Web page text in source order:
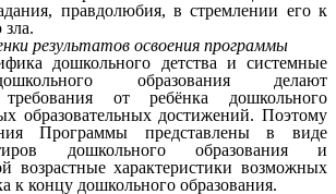
правдолюбия, в стремлении его к
результатов освоения программы
детства и системные
образования делают
от ребёнка дошкольного
образовательных достижений. Поэтому
Программы представлены в виде
дошкольного образования и
возрастные характеристики возможных
к концу дошкольного образования.